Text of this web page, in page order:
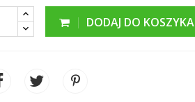
DODAJ DO KOSZYKA